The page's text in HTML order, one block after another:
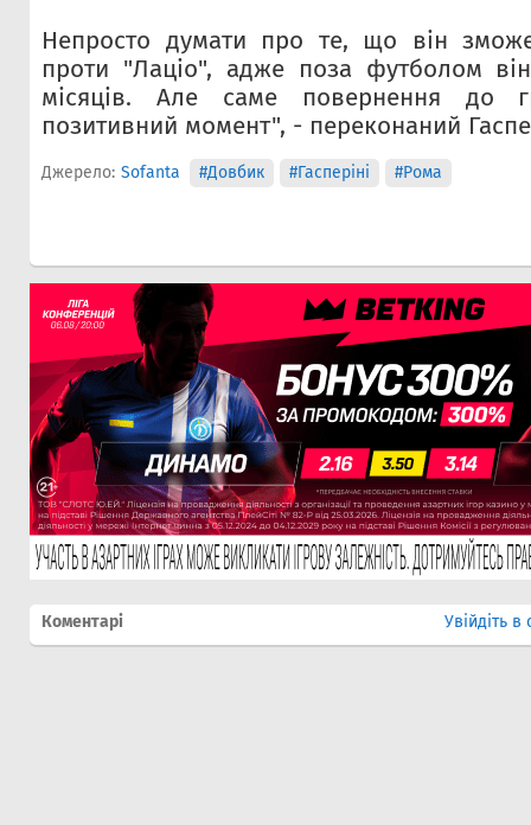
Непросто думати про те, що він зможе
проти "Лаціо", адже поза футболом
місяців. Але саме повернення
позитивний момент", - переконаний
Джерело: Sofanta #Довбик #Гасперіні #Рома
Коментарі Увійдіть в